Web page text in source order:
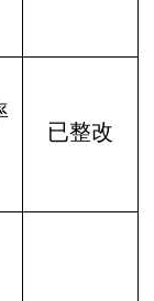
已整改